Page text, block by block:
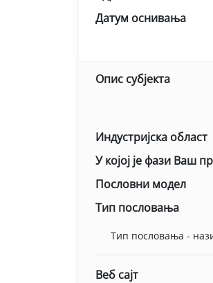
Датум оснивања
Опис субјекта
Индустријска област
У којој је фази Ваш
Пословни модел
Тип пословања
Тип пословања -
Веб сајт